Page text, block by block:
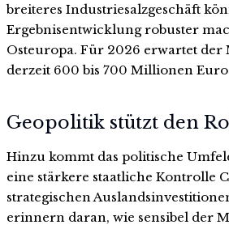
breiteres Industriesalzgeschäft
Ergebnisentwicklung robuster
Osteuropa. Für 2026 erwartet der
derzeit 600 bis 700 Millionen
Geopolitik stützt den
Hinzu kommt das politische
eine stärkere staatliche Kontrolle
strategischen
erinnern daran, wie sensibel der